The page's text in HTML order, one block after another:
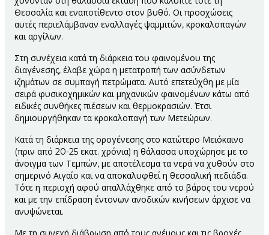
Θεσσαλία και εναποτίθεντο στον βυθό. Οι προσχώσεις
αυτές περιελάμβαναν εναλλαγές ψαμμιτών, κροκαλοπαγών
και αργίλων.
Στη συνέχεια κατά τη διάρκεια του φαινομένου της
διαγένεσης, έλαβε χώρα η μετατροπή των ασύνδετων
ιζημάτων σε συμπαγή πετρώματα. Αυτό επετεύχθη με μία
σειρά φυσικοχημικών και μηχανικών φαινομένων κάτω από
ειδικές συνθήκες πιέσεων και θερμοκρασιών. Έτσι
δημιουργήθηκαν τα κροκαλοπαγή των Μετεώρων.
Κατά τη διάρκεια της ορογένεσης στο κατώτερο Μειόκαινο
(πριν από 20-25 εκατ. χρόνια) η θάλασσα υποχώρησε με το
άνοιγμα των Τεμπών, με αποτέλεσμα τα νερά να χυθούν στο
σημερινό Αιγαίο και να αποκαλυφθεί η θεσσαλική πεδιάδα.
Τότε η περιοχή αφού απαλλάχθηκε από το βάρος του νερού
και με την επίδραση έντονων ανοδικών κινήσεων άρχισε να
ανυψώνεται.